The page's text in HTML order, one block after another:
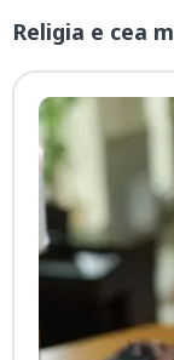
Religia e cea